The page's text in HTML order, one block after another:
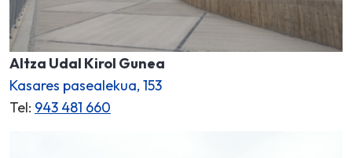
Altza Udal Kirol Gunea
Kasares pasealekua, 153
Tel: 943 481 660